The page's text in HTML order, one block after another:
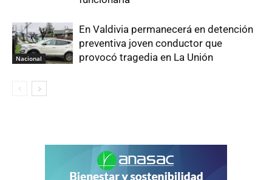
Nacional
En Valdivia permanecerá en detención
preventiva joven conductor que
provocó tragedia en La Unión